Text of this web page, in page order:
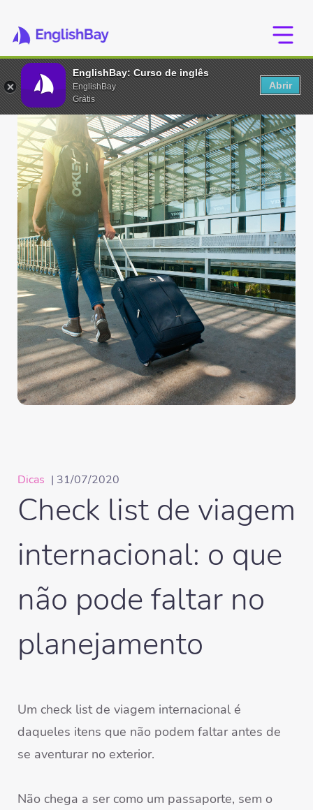
Dicas | 31/07/2020
Check list de viagem
internacional: o que
não pode faltar no
planejamento
Um check list de viagem internacional é
daqueles itens que não podem faltar antes de
se aventurar no exterior.
Não chega a ser como um passaporte, sem o
EnglishBay: Curso de inglês
EnglishBay
Grátis
Abrir